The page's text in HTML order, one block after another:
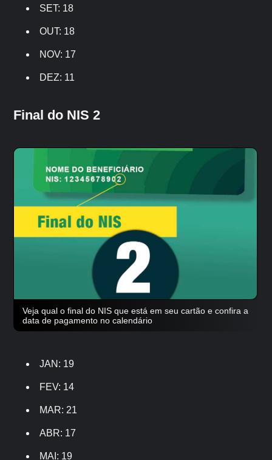
SET: 18
OUT: 18
NOV: 17
DEZ: 11
Final do NIS 2
Veja qual o final do NIS que está em seu cartão e confira a
data de pagamento no calendário
JAN: 19
FEV: 14
MAR: 21
ABR: 17
MAI: 19